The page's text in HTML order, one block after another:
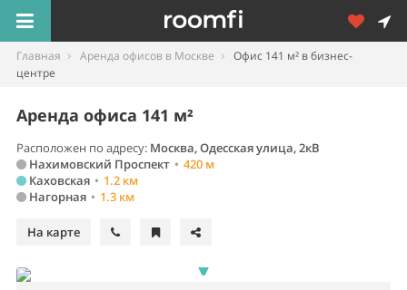
Главная Аренда офисов в Москве
Офис 141 м² в бизнес-
центре
Аренда офиса 141 м²
Расположен по адресу: Москва, Одесская улица, 2кВ
Нахимовский Проспект • 420 м
Каховская • 1.2 км
Нагорная • 1.3 км
На карте